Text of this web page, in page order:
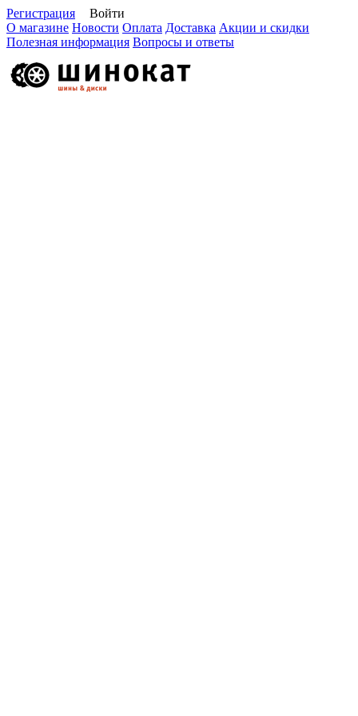
Регистрация
Войти
О магазине Новости Оплата Доставка Акции и скидки
Полезная информация Вопросы и ответы